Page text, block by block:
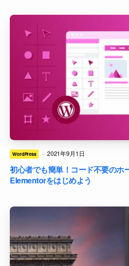
WordPress · 2021年9月1日
初心者でも簡単！コード不要のホ
Elementorをはじめよう